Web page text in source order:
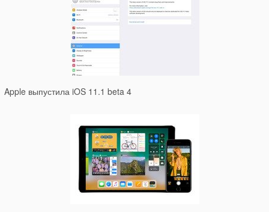
Apple выпустила iOS 11.1 beta 4